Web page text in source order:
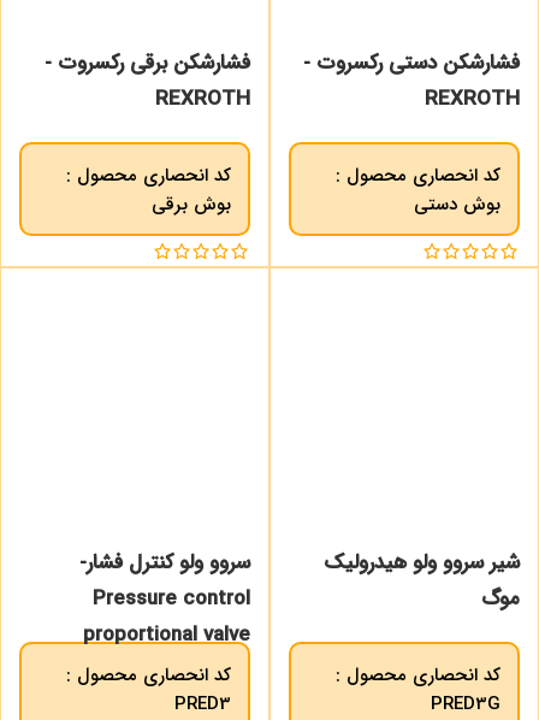
فشارشکن دستی رکسروت -
REXROTH
کد انحصاری محصول :
بوش دستی
فشارشکن برقی رکسروت -
REXROTH
کد انحصاری محصول :
بوش برقی
شیر سروو ولو هیدرولیک
موگ
کد انحصاری محصول :
PRED3G
سروو ولو کنترل فشار-
Pressure control
proportional valve
کد انحصاری محصول :
PRED3